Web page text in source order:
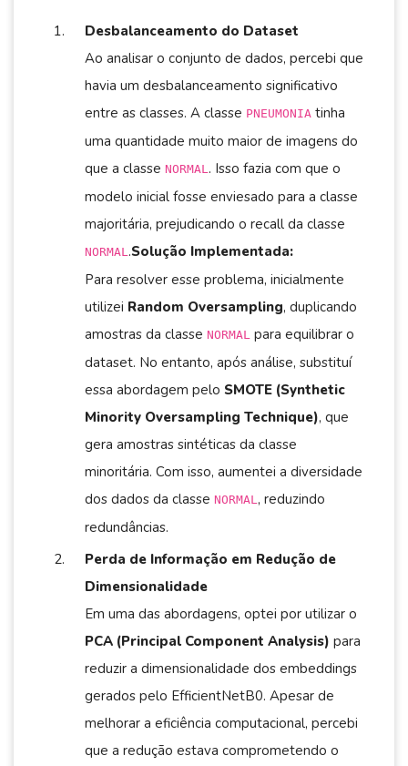
Desbalanceamento do Dataset
Ao analisar o conjunto de dados, percebi que
havia um desbalanceamento significativo
entre as classes. A classe PNEUMONIA tinha
uma quantidade muito maior de imagens do
que a classe NORMAL. Isso fazia com que o
modelo inicial fosse enviesado para a classe
majoritária, prejudicando o recall da classe
NORMAL.Solução Implementada:
Para resolver esse problema, inicialmente
utilizei Random Oversampling, duplicando
amostras da classe NORMAL para equilibrar o
dataset. No entanto, após análise, substituí
essa abordagem pelo SMOTE (Synthetic
Minority Oversampling Technique), que
gera amostras sintéticas da classe
minoritária. Com isso, aumentei a diversidade
dos dados da classe NORMAL, reduzindo
redundâncias.
Perda de Informação em Redução de
Dimensionalidade
Em uma das abordagens, optei por utilizar o
PCA (Principal Component Analysis) para
reduzir a dimensionalidade dos embeddings
gerados pelo EfficientNetB0. Apesar de
melhorar a eficiência computacional, percebi
que a redução estava comprometendo o